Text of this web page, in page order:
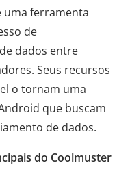
uma ferramenta
de
dados entre
Seus recursos
o tornam uma
que buscam
de dados.
do Coolmuster